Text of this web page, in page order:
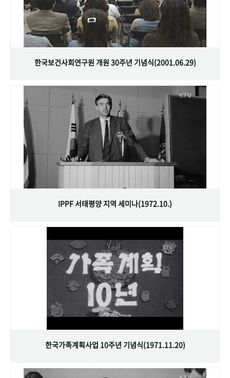
한국보건사회연구원 개원 30주년 기념식(2001.06.29)
IPPF 서태평양 지역 세미나(1972.10.)
한국가족계획사업 10주년 기념식(1971.11.20)